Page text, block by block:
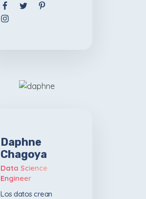
Daphne
Chagoya
Data Science
Engineer
Los datos crean